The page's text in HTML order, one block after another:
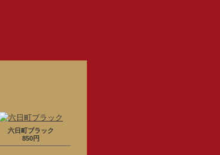
六日町ブラック
850円